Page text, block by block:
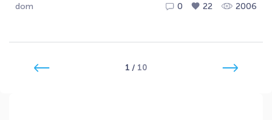
dom 0 22 2006
1 / 10